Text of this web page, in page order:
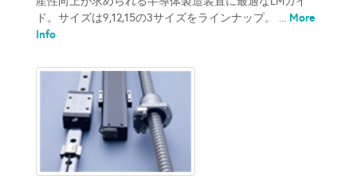
ド。サイズは9,12,15の3サイズをラインナップ。 ... More
Info